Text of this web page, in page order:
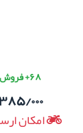
۶۸+ فروش موفق
۳۸۵/
امکان